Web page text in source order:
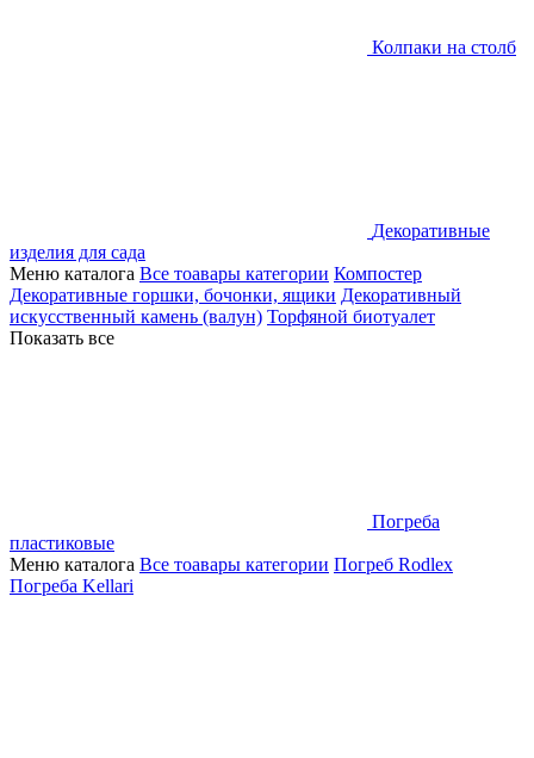
Колпаки на столб
Декоративные
изделия для сада
Меню каталога Все тоавары категории Компостер
Декоративные горшки, бочонки, ящики Декоративный
искусственный камень (валун) Торфяной биотуалет
Показать все
Погреба
пластиковые
Меню каталога Все тоавары категории Погреб Rodlex
Погреба Kellari